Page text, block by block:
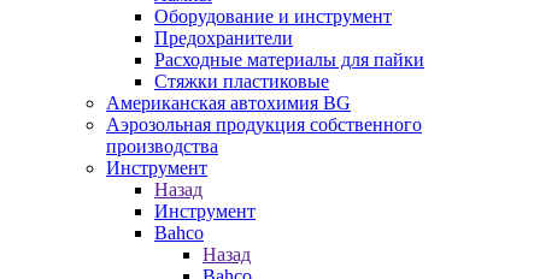
Оборудование и инструмент
Предохранители
Расходные материалы для пайки
Стяжки пластиковые
Американская автохимия BG
Аэрозольная продукция собственного
производства
Инструмент
Назад
Инструмент
Bahco
Назад